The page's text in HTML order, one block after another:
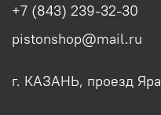
+7 (843) 239-32-30
pistonshop@mail.ru
г. КАЗАНЬ, проезд